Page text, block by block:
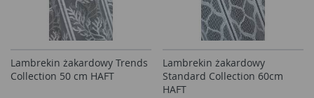
Lambrekin żakardowy Trends
Collection 50 cm HAFT
Lambrekin żakardowy
Standard Collection 60cm
HAFT